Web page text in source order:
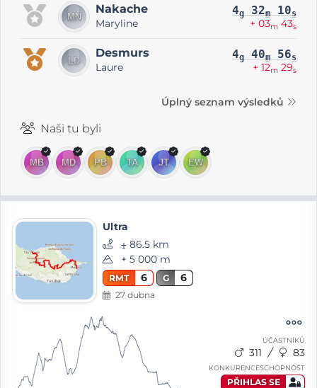
Nakache
Maryline
4g 32m 10s
+ 03m 43s
Desmurs
Laure
4g 40m 56s
+ 12m 29s
Úplný seznam výsledků
Naši tu byli
Ultra
⨦ 86.5 km
+ 5 000 m
RMT 6 G 6
27 dubna
ÚČASTNÍKŮ
311 83
KONKURENCESCHOPNOST
PŘIHLAS SE